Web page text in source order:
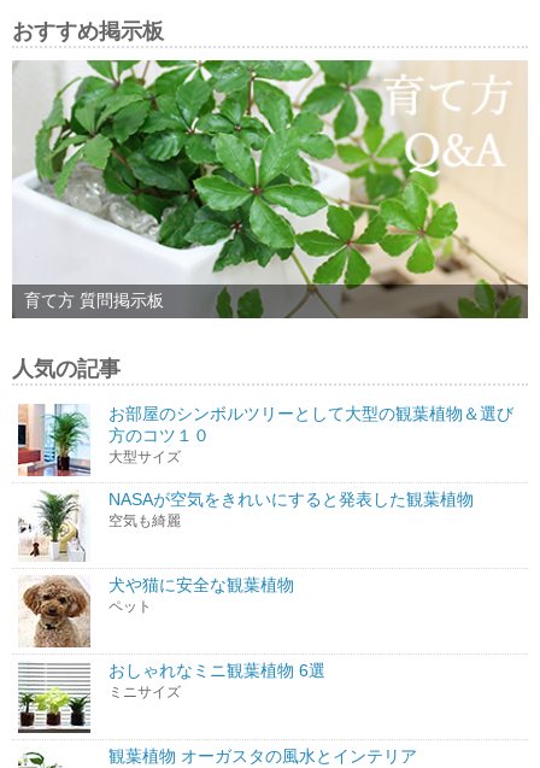
おすすめ掲示板
育て方 質問掲示板
人気の記事
お部屋のシンボルツリーとして大型の観葉植物＆選び
方のコツ１０
大型サイズ
NASAが空気をきれいにすると発表した観葉植物
空気も綺麗
犬や猫に安全な観葉植物
ペット
おしゃれなミニ観葉植物 6選
ミニサイズ
観葉植物 オーガスタの風水とインテリア